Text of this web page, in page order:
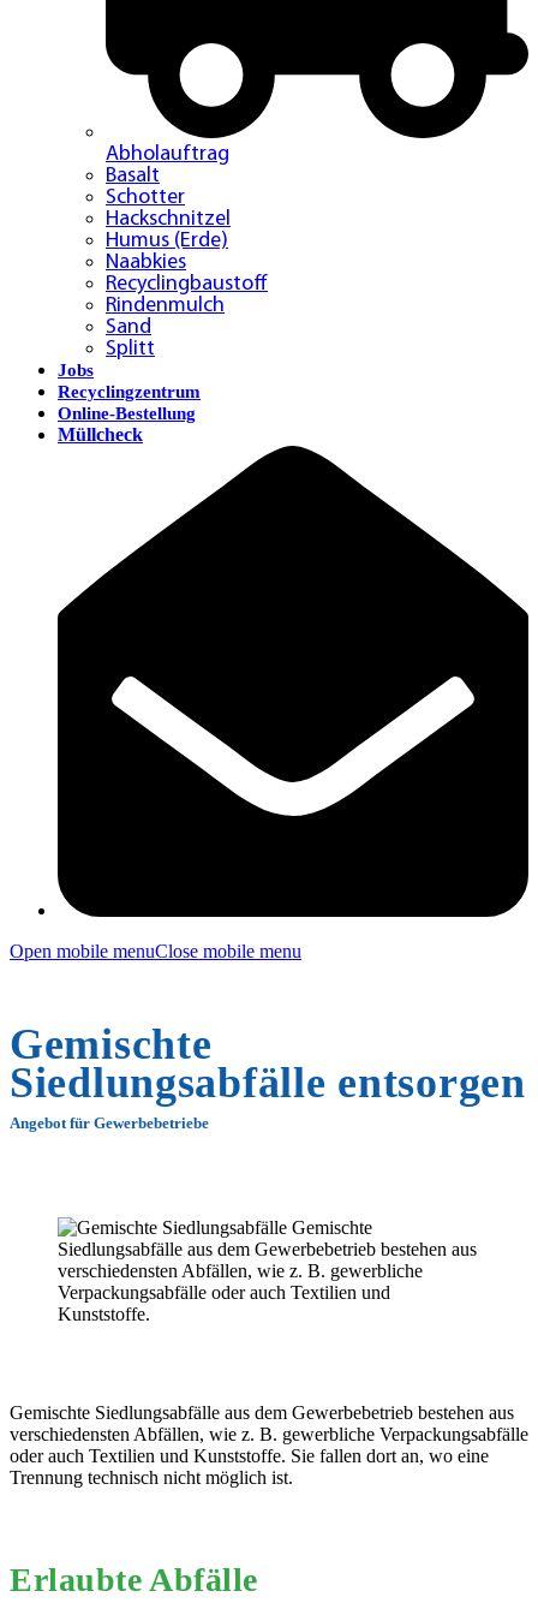
Abholauftrag
Basalt
Schotter
Hackschnitzel
Humus (Erde)
Naabkies
Recyclingbaustoff
Rindenmulch
Sand
Splitt
Jobs
Recyclingzentrum
Online-Bestellung
Müllcheck
Open mobile menuClose mobile menu
Gemischte
Siedlungsabfälle entsorgen
Angebot für Gewerbebetriebe
Gemischte Siedlungsabfälle aus dem Gewerbebetrieb bestehen aus
verschiedensten Abfällen, wie z. B. gewerbliche Verpackungsabfälle
oder auch Textilien und Kunststoffe. Sie fallen dort an, wo eine
Trennung technisch nicht möglich ist.
Erlaubte Abfälle